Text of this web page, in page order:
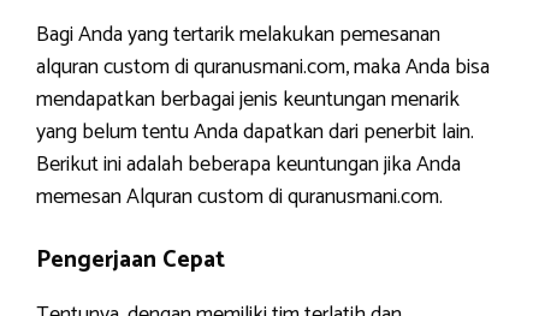
Bagi Anda yang tertarik melakukan pemesanan
alquran custom di quranusmani.com, maka Anda bisa
mendapatkan berbagai jenis keuntungan menarik
yang belum tentu Anda dapatkan dari penerbit lain.
Berikut ini adalah beberapa keuntungan jika Anda
memesan Alquran custom di quranusmani.com.
Pengerjaan Cepat